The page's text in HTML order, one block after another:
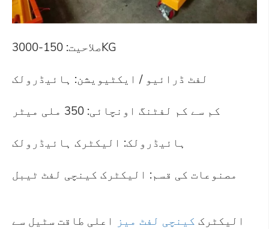
صلاحیت: 150-3000KG
لفٹ ڈرائیو / ایکٹیویشن: ہائیڈرولک
کم سے کم لفٹنگ اونچائی: 350 ملی میٹر
ہائیڈرولک: الیکٹرک ہائیڈرولک
مصنوعات کی قسم: الیکٹرک کینچی لفٹ ٹیبل
الیکٹرک کینچی لفٹ میز
اعلی طاقت سٹیل سے